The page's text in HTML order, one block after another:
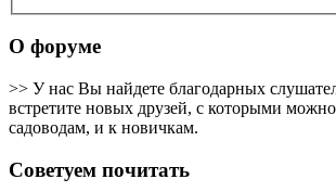
О форуме
>> У нас Вы найдете благодарных
встретите новых друзей, с которыми
садоводам, и к новичкам.
Советуем почитать